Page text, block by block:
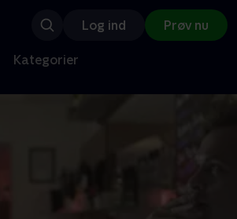
Log ind Prøv nu
Kategorier